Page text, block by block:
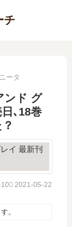
チ
ータ
ンド グ
､18巻
2021-05-22
。